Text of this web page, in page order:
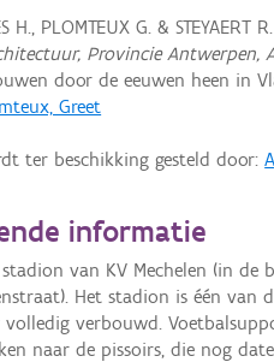
H., PLOMTEUX G. & STEYAERT
Provincie Antwerpen,
door de eeuwen heen in
Greet
ter beschikking gesteld door:
informatie
van KV Mechelen (in de
Het stadion is één
verbouwd.
naar de pissoirs, die nog